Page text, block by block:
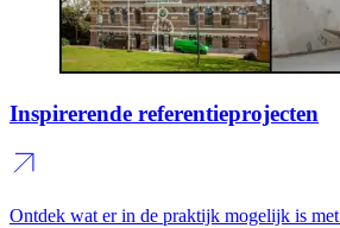
Inspirerende referentieprojecten
Ontdek wat er in de praktijk mogelijk is